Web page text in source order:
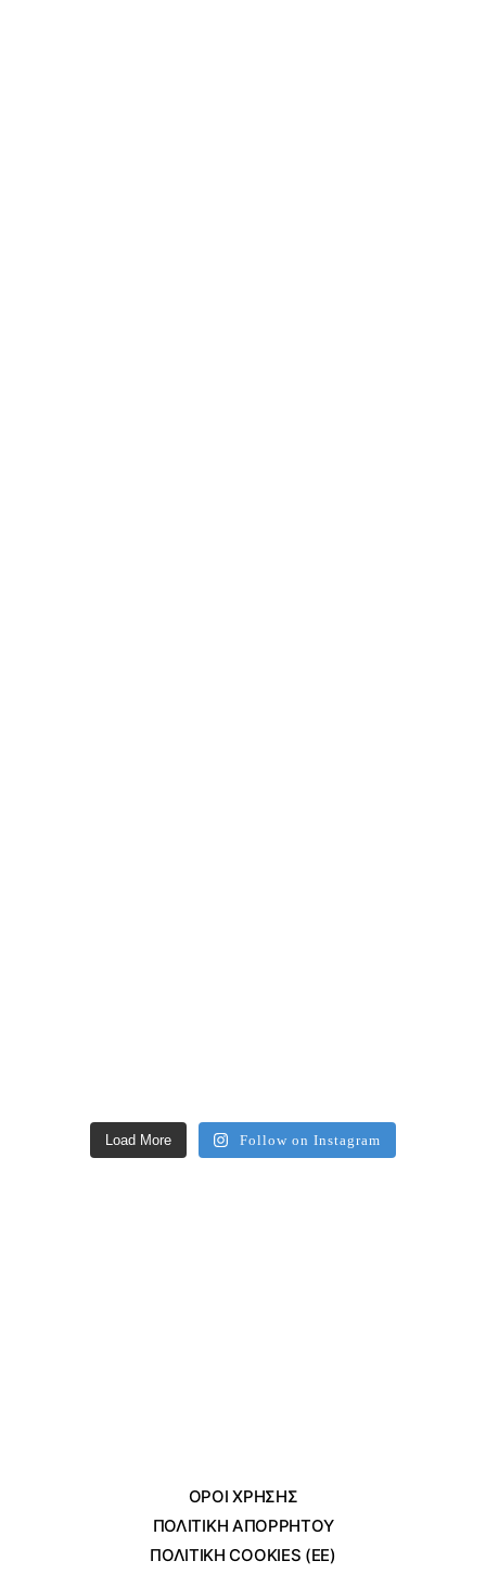
Load More Follow on Instagram
ΌΡΟΙ ΧΡΗΣΗΣ
ΠΟΛΙΤΙΚΗ ΑΠΟΡΡΗΤΟΥ
ΠΟΛΙΤΙΚΗ COOKIES (ΕΕ)